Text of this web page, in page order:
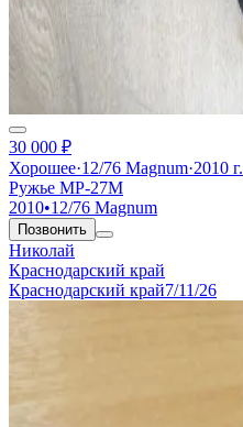
30 000 ₽
Хорошее·12/76 Magnum·2010 г.
Ружье МР-27М
2010•12/76 Magnum
Позвонить
Николай
Краснодарский край
Краснодарский край7/11/26